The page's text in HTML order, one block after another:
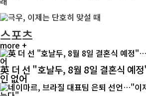
스포츠
more +
英 더 선 "호날두, 8월 8일 결혼식 예
인 없어